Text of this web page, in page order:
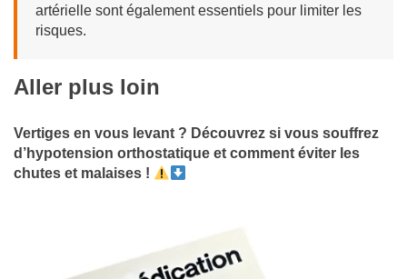
artérielle sont également essentiels pour limiter les
risques.
Aller plus loin
Vertiges en vous levant ? Découvrez si vous souffrez
d’hypotension orthostatique et comment éviter les
chutes et malaises !